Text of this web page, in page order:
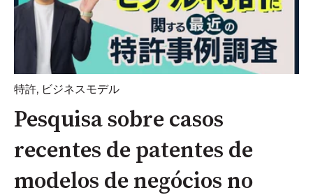
特許, ビジネスモデル
Pesquisa sobre casos
recentes de patentes de
modelos de negócios no